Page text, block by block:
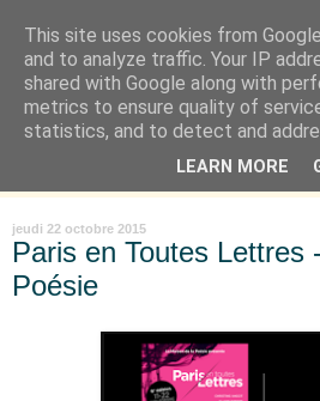
Là où je suis
"Les temps sont durs pour les
j'ai le cœur à l'affût et j'ouvre mon
vous-même, tous les autres sont
jeudi 22 octobre 2015
Paris en Toutes Lettres
Poésie
This site uses cookies from
and to analyze traffic. Your IP
shared with Google along with
metrics to ensure quality of
statistics, and to detect and
LEARN MORE